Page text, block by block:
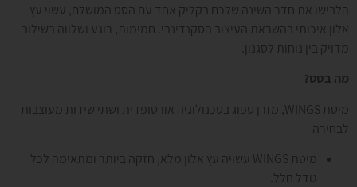
הלבישו את חדר השינה שלכם בקליק אחד עם הסט המושלם, עשוי עץ
אלון איכותי בהשראת העיצוב הסקנדינבי. חמימות, רוגע ושלווה בשילוב
מדויק בין נוחות לסגנון.
מה בסט?
מיטת WINGS, מזרן ספוג בטכנולוגיה אורטופדית ושתי שידות מעוצבות
לבחירה
מיטת WINGS עשויה עץ אלון מלא, חזקה ביותר ומתאימה לכל
גודל חלל.